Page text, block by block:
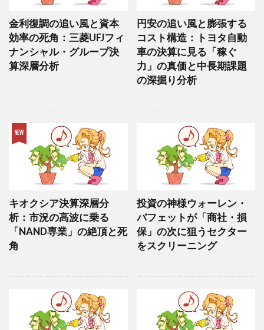
金利復調の追い風と資本
効率の死角：三菱UFJフィ
ナンシャル・グループ決
算深層分析
円安の追い風と膨張する
コスト構造：トヨタ自動
車の決算に見る「稼ぐ
力」の真価と中長期課題
の深掘り分析
キオクシア決算深層分
析：市況の高波に乗る
「NAND専業」の絶頂と死
角
投資の神様ウォーレン・
バフェットが「商社・損
保」の次に狙うセクター
をスクリーニング